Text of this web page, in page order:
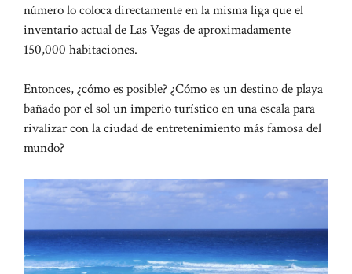
número lo coloca directamente en la misma liga que el
inventario actual de Las Vegas de aproximadamente
150,000 habitaciones.
Entonces, ¿cómo es posible? ¿Cómo es un destino de playa
bañado por el sol un imperio turístico en una escala para
rivalizar con la ciudad de entretenimiento más famosa del
mundo?